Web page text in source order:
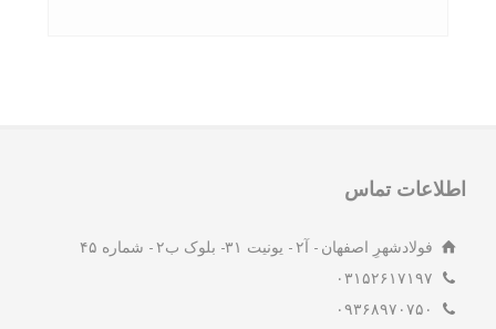
تماس
فولادشهرِ اصفهان - آ۲ - یونیت ۳۱- بلوک ب۲ - شماره ۴۵
۰۳۱۵۲۶۱۷۱۹۷
۰۹۳۶۸۹۷۰۷۵۰